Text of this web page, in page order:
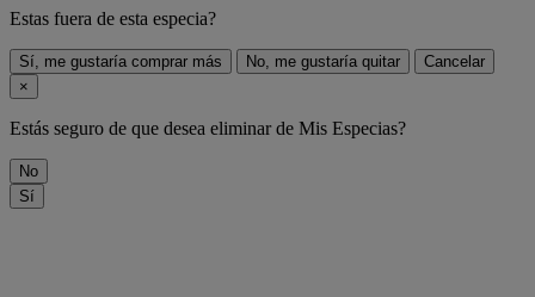
Estas fuera de esta especia?
Sí, me gustaría comprar más No, me gustaría quitar
Cancelar
×
Estás seguro de que desea eliminarde Mis Especias?
No
Sí